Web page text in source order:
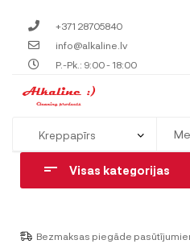
+371 28705840
info@alkaline.lv
P.-Pk.: 9:00 - 18:00
Visas kategorijas
Bezmaksas piegāde